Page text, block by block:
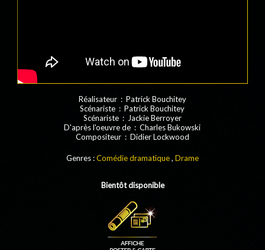
Réalisateur : Patrick Bouchitey
Scénariste : Patrick Bouchitey
Scénariste : Jackie Berroyer
D'après l'oeuvre de : Charles Bukowski
Compositeur : Didier Lockwood
Genres :Comédie dramatique, Drame
Bientôt disponible